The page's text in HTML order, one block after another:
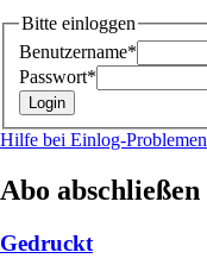
Bitte einloggen
Benutzername*
Passwort*
Hilfe bei Einlog-Problemen
Abo abschließen
Gedruckt